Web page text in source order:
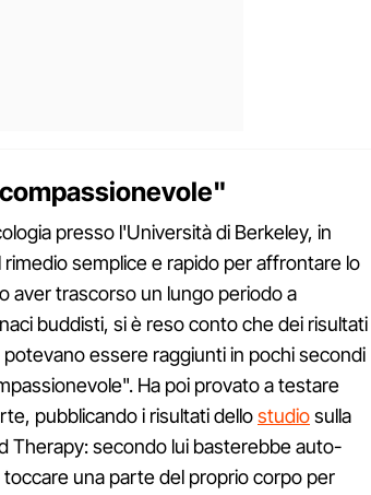
presso l'Università di Berkeley, in
rimedio semplice e rapido per affrontare lo
aver trascorso un lungo periodo a
buddisti, si è reso conto che dei risultati
potevano essere raggiunti in pochi secondi
Ha poi provato a testare
pubblicando i risultati dellostudiosulla
Therapy: secondo lui basterebbe auto-
una parte del proprio corpo per